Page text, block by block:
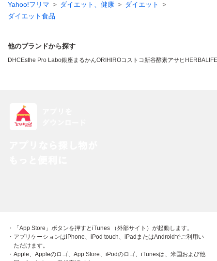
Yahoo!フリマ ダイエット、健康
ダイエット
ダイエット食品
他のブランドから探す
DHC Esthe Pro Labo銀座まるかんORIHIROコストコ新谷酵素アサヒ
・「App Store」ボタンを押すとiTunes （外部サイト）が起動します。
・アプリケーションはiPhone、iPod touch、iPadまたはAndroidでご利用い
ただけます。
・Apple、Appleのロゴ、App Store、iPodのロゴ、iTunesは、米国および他